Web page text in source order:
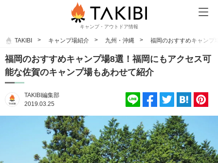
キャンプ・アウトドア情報
TAKIBI キャンプ場紹介 九州・沖縄 福岡のおすすめキャンプ
福岡のおすすめキャンプ場8選！福岡にもアクセス可
能な佐賀のキャンプ場もあわせて紹介
TAKIBI編集部
2019.03.25